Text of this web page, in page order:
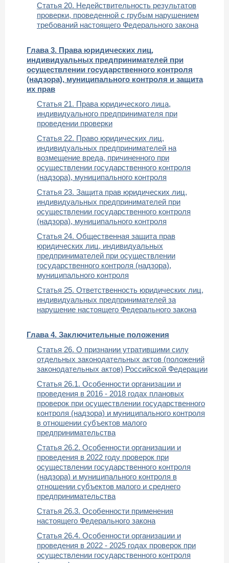
Статья 20. Недействительность результатов
проверки, проведенной с грубым нарушением
требований настоящего Федерального закона
Глава 3. Права юридических лиц,
индивидуальных предпринимателей при
осуществлении государственного контроля
(надзора), муниципального контроля и защита
их прав
Статья 21. Права юридического лица,
индивидуального предпринимателя при
проведении проверки
Статья 22. Право юридических лиц,
индивидуальных предпринимателей на
возмещение вреда, причиненного при
осуществлении государственного контроля
(надзора), муниципального контроля
Статья 23. Защита прав юридических лиц,
индивидуальных предпринимателей при
осуществлении государственного контроля
(надзора), муниципального контроля
Статья 24. Общественная защита прав
юридических лиц, индивидуальных
предпринимателей при осуществлении
государственного контроля (надзора),
муниципального контроля
Статья 25. Ответственность юридических лиц,
индивидуальных предпринимателей за
нарушение настоящего Федерального закона
Глава 4. Заключительные положения
Статья 26. О признании утратившими силу
отдельных законодательных актов (положений
законодательных актов) Российской Федерации
Статья 26.1. Особенности организации и
проведения в 2016 - 2018 годах плановых
проверок при осуществлении государственного
контроля (надзора) и муниципального контроля
в отношении субъектов малого
предпринимательства
Статья 26.2. Особенности организации и
проведения в 2022 году проверок при
осуществлении государственного контроля
(надзора) и муниципального контроля в
отношении субъектов малого и среднего
предпринимательства
Статья 26.3. Особенности применения
настоящего Федерального закона
Статья 26.4. Особенности организации и
проведения в 2022 - 2025 годах проверок при
осуществлении государственного контроля